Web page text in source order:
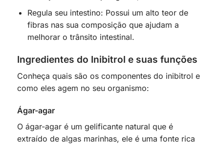
Regula seu intestino: Possui um alto teor de
fibras nas sua composição que ajudam a
melhorar o trânsito intestinal.
Ingredientes do Inibitrol e suas funções
Conheça quais são os componentes do inibitrol e
como eles agem no seu organismo:
Ágar-agar
O ágar-agar é um gelificante natural que é
extraído de algas marinhas, ele é uma fonte rica